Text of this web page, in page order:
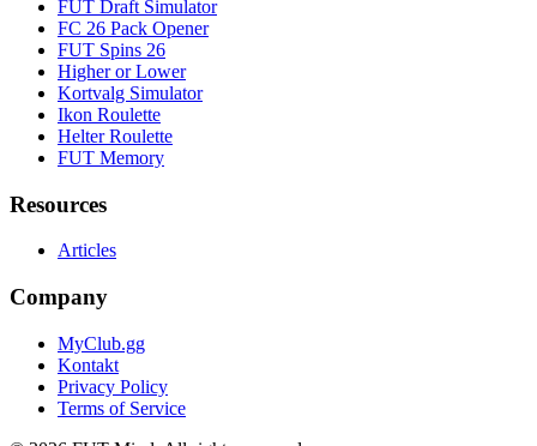
FUT Draft Simulator
FC 26 Pack Opener
FUT Spins 26
Higher or Lower
Kortvalg Simulator
Ikon Roulette
Helter Roulette
FUT Memory
Resources
Articles
Company
MyClub.gg
Kontakt
Privacy Policy
Terms of Service